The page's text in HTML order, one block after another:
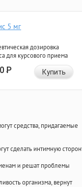
5 мг
дозировка
для курсового приема
Р Купить
средства, придагаемые
сделать интимную
и решат проблемы
организма, вернут